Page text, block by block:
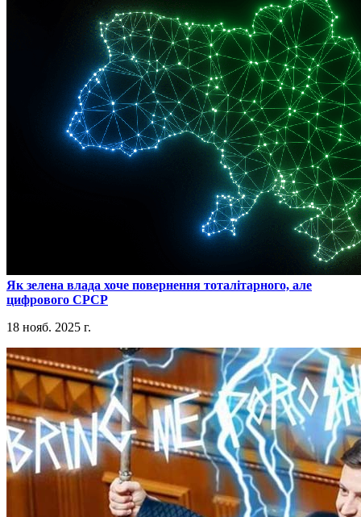
​Як зелена влада хоче повернення тоталітарного, але
цифрового СРСР
18 нояб. 2025 г.